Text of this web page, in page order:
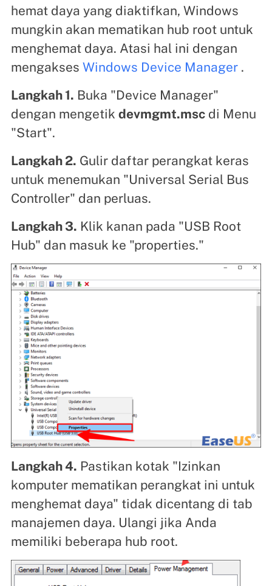
hemat daya yang diaktifkan, Windows
mungkin akan mematikan hub root untuk
menghemat daya. Atasi hal ini dengan
mengakses Windows Device Manager.
Langkah 1. Buka "Device Manager"
dengan mengetik devmgmt.mscdi Menu
"Start".
Langkah 2. Gulir daftar perangkat keras
untuk menemukan "Universal Serial Bus
Controller" dan perluas.
Langkah 3. Klik kanan pada "USB Root
Hub" dan masuk ke "properties."
Langkah 4. Pastikan kotak "Izinkan
komputer mematikan perangkat ini untuk
menghemat daya" tidak dicentang di tab
manajemen daya. Ulangi jika Anda
memiliki beberapa hub root.